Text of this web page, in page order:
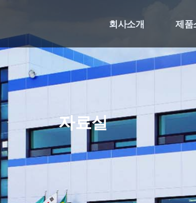
회사소개 제품
자료실